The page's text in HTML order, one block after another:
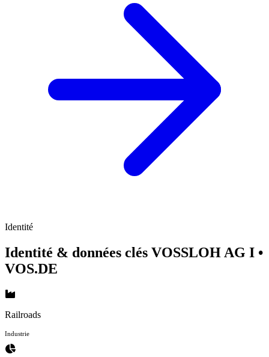
Identité
Identité & données clés VOSSLOH AG I •
VOS.DE
Railroads
Industrie